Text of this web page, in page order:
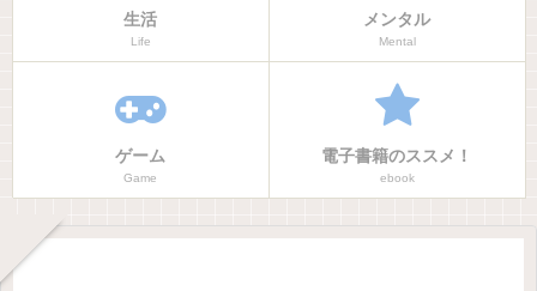
生活
Life
メンタル
Mental
ゲーム
Game
電子書籍のススメ！
ebook